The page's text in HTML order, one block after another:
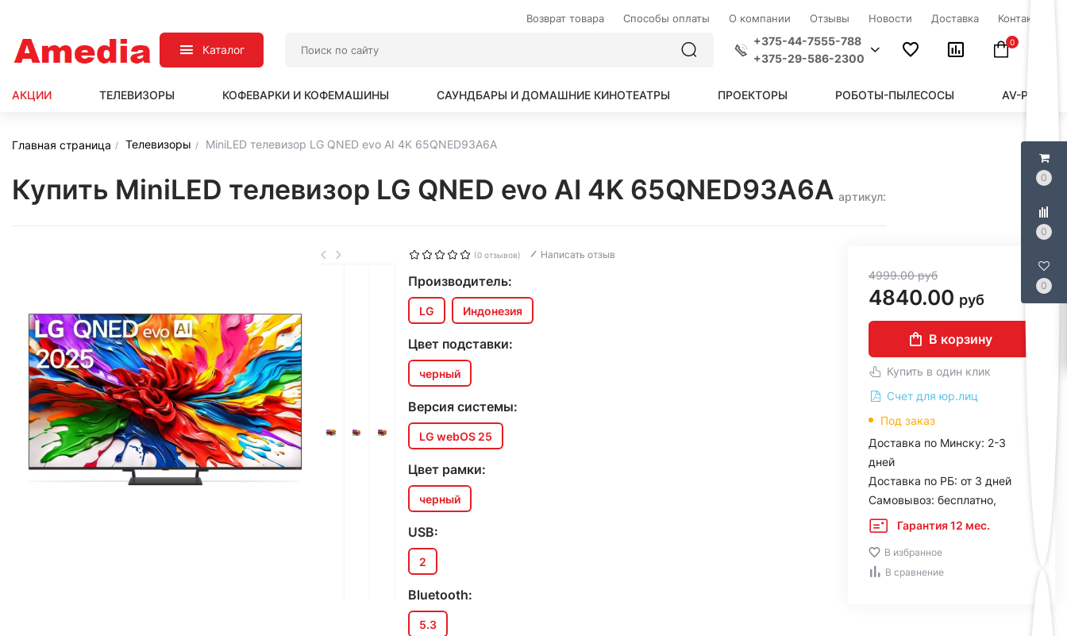
0
0
0
Возврат товара Способы оплаты О компании Отзывы Новости Доставка Контакты
Каталог
+375-44-7555-788
+375-29-586-2300
0
АКЦИИ ТЕЛЕВИЗОРЫ КОФЕВАРКИ И КОФЕМАШИНЫ САУНДБАРЫ И ДОМАШНИЕ КИНОТЕАТРЫ ПРОЕКТОРЫ РОБОТЫ-ПЫЛЕСОСЫ AV-
Главная страница Телевизоры MiniLED телевизор LG QNED evo AI 4K 65QNED93A6A
Купить MiniLED телевизор LG QNED evo AI 4K 65QNED93A6A артикул:
(0 отзывов) Написать отзыв
Производитель:
LG Индонезия
Цвет подставки:
черный
Версия системы:
LG webOS 25
Цвет рамки:
черный
USB:
2
Bluetooth:
5.3
4999.00руб
4840.00 руб
В корзину
Купить в один клик
Счет для юр.лиц
Под заказ
Доставка по Минску: 2-3
дней
Доставка по РБ: от 3 дней
Самовывоз: бесплатно,
Гарантия 12 мес.
В избранное
В сравнение